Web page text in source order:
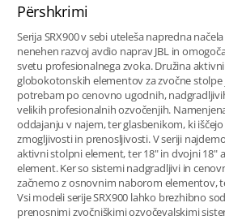
Përshkrimi
Serija SRX900 v sebi uteleša napredna
nenehen razvoj avdio naprav JBL in
svetu profesionalnega zvoka. Družina
globokotonskih elementov za zvočne
potrebam po cenovno ugodnih,
velikih profesionalnih ozvočenjih.
oddajanju v najem, ter glasbenikom, ki
zmogljivosti in prenosljivosti. V seriji
aktivni stolpni element, ter 18" in dvojni 18"
element. Ker so sistemi nadgradljivi in
začnemo z osnovnim naborom elementov,
Vsi modeli serije SRX900 lahko brezhibno
prenosnimi zvočniškimi ozvočevalskimi